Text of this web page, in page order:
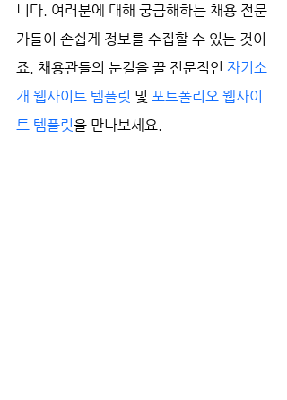
니다. 여러분에 대해 궁금해하는 채용 전문
가들이 손쉽게 정보를 수집할 수 있는 것이
죠. 채용관들의 눈길을 끌 전문적인 자기소
개 웹사이트 템플릿 및 포트폴리오 웹사이
트 템플릿을 만나보세요.